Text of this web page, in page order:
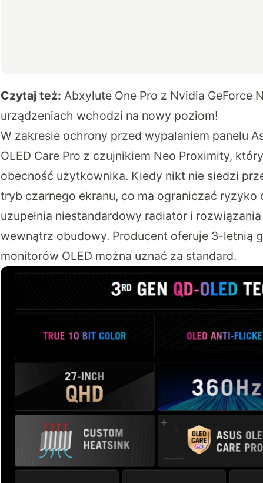
Czytaj też: Abxylute One Pro z Nvidia GeForce
urządzeniach wchodzi na nowy poziom!
W zakresie ochrony przed wypalaniem panelu
OLED Care Pro z czujnikiem Neo Proximity,
obecność użytkownika. Kiedy nikt nie siedzi
tryb czarnego ekranu, co ma ograniczać ryzyko
uzupełnia niestandardowy radiator i
wewnątrz obudowy. Producent oferuje 3-letnią
monitorów OLED można uznać za standard.